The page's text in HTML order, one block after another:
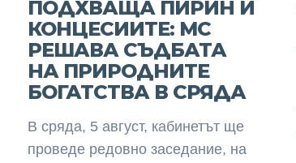
ПОДХВАЩА ПИРИН И
КОНЦЕСИИТЕ: МС
РЕШАВА СЪДБАТА
НА ПРИРОДНИТЕ
БОГАТСТВА В СРЯДА
В сряда, 5 август, кабинетът ще
проведе редовно заседание, на